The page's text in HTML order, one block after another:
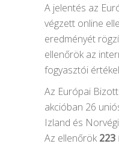
A jelentés az
végzett online
eredményét
ellenőrök az
fogyasztói
Az Európai
akcióban 26
Izland és
Az ellenőrök223